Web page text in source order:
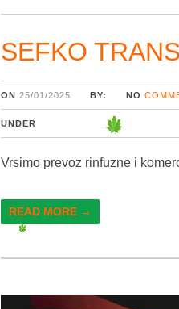
SEFKO TRANS
ON 25/01/2025 BY: NO
UNDER
Vrsimo prevoz rinfuzne i
READ MORE →